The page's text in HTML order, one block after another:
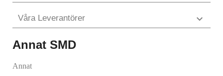
Våra Leverantörer 
Annat SMD
Annat